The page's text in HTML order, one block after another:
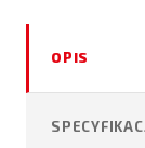
OPIS